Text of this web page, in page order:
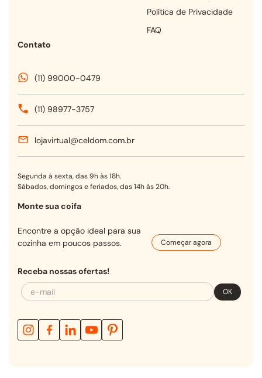
Política de Privacidade
FAQ
Contato
(11) 99000-0479
(11) 98977-3757
lojavirtual@celdom.com.br
Segunda à sexta, das 9h às 18h.
Sábados, domingos e feriados, das 14h às 20h.
Monte sua coifa
Encontre a opção ideal para sua
cozinha em poucos passos.
Começar agora
Receba nossas ofertas!
OK